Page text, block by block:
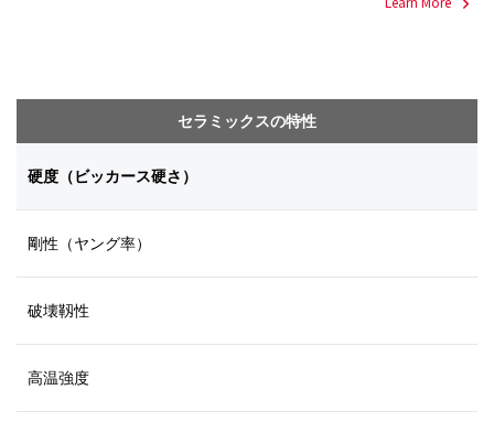
セラミックスの特性
硬度（ビッカース硬さ）
剛性（ヤング率）
破壊靱性
高温強度